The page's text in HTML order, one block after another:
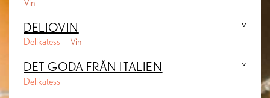
Vin
DELIOVIN
Delikatess Vin
DET GODA FRÅN ITALIEN
Delikatess